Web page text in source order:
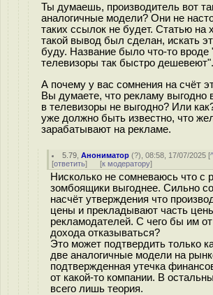
Ты думаешь, производитель вот
аналогичные модели? Они не
таких ссылок не будет. Статью на
такой вывод был сделан, искать
буду. Название было что-то вроде
телевизоры так быстро дешевеют".
А почему у вас сомнения на счёт
Вы думаете, что рекламу выгодно
в телевизоры не выгодно? Или
уже должно быть известно, что
зарабатывают на рекламе.
5.79 ,Анониматор (?), 08:58, 17/07/2025 [
[ответить] [к модератору]
Нисколько не сомневаюсь что с
зомбоящики выгоднее. Сильно
насчёт утверждения что
цены и прекладывают часть
рекламодателей. С чего бы им
дохода отказываться?
Это может подтвердить только
две аналогичные модели на
подтвержденная утечка
от какой-то компании. В
всего лишь теория.